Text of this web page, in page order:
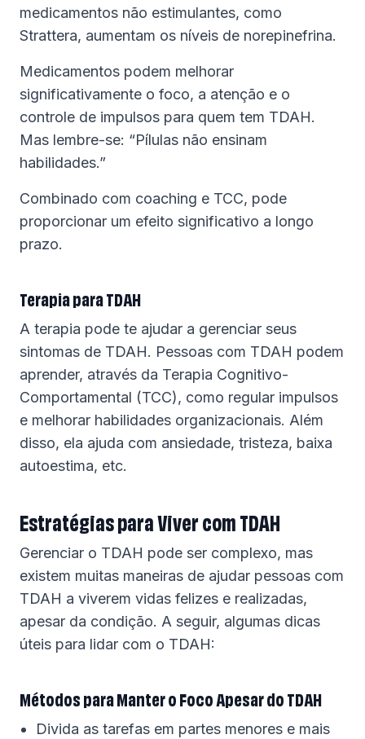
medicamentos não estimulantes, como
Strattera, aumentam os níveis de norepinefrina.
Medicamentos podem melhorar
significativamente o foco, a atenção e o
controle de impulsos para quem tem TDAH.
Mas lembre-se: “Pílulas não ensinam
habilidades.”
Combinado com coaching e TCC, pode
proporcionar um efeito significativo a longo
prazo.
Terapia para TDAH
A terapia pode te ajudar a gerenciar seus
sintomas de TDAH. Pessoas com TDAH podem
aprender, através da Terapia Cognitivo-
Comportamental (TCC), como regular impulsos
e melhorar habilidades organizacionais. Além
disso, ela ajuda com ansiedade, tristeza, baixa
autoestima, etc.
Estratégias para Viver com TDAH
Gerenciar o TDAH pode ser complexo, mas
existem muitas maneiras de ajudar pessoas com
TDAH a viverem vidas felizes e realizadas,
apesar da condição. A seguir, algumas dicas
úteis para lidar com o TDAH:
Métodos para Manter o Foco Apesar do TDAH
Divida as tarefas em partes menores e mais